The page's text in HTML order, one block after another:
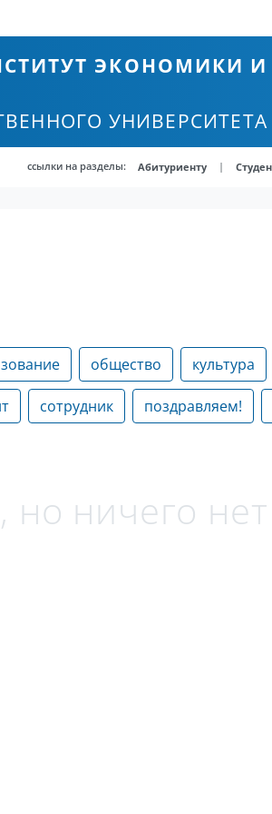
ЭКОНОМИКИ И
УНИВЕРСИТЕТА
ссылки на разделы: Абитуриенту |
общество культура
сотрудник поздравляем!
но ничего